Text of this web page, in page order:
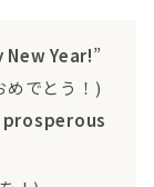
Year!”
めでとう！)